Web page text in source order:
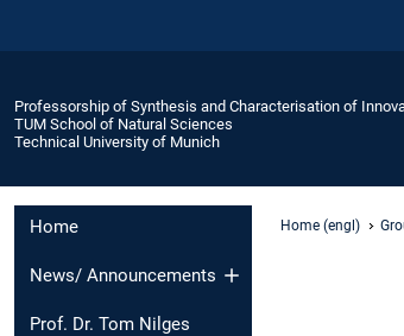
Professorship of Synthesis and Characterisation of
TUM School of Natural Sciences
Technical University of Munich
Home
News/ Announcements
Prof. Dr. Tom Nilges
Home (engl)